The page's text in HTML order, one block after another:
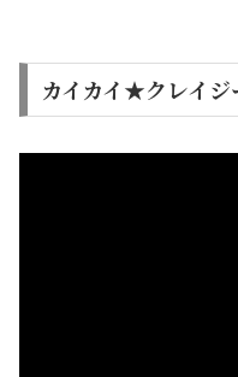
カイカイ★クレイジ